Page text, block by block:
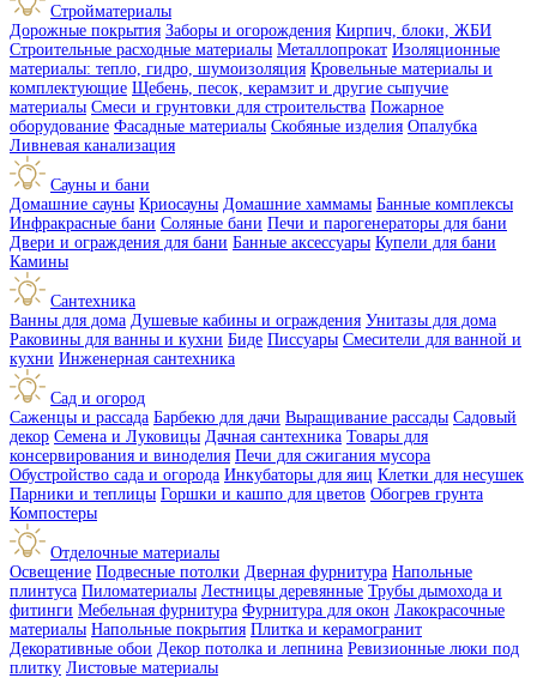
Стройматериалы
Дорожные покрытия Заборы и огорождения Кирпич, блоки, ЖБИ
Строительные расходные материалы Металлопрокат Изоляционные
материалы: тепло, гидро, шумоизоляция Кровельные материалы и
комплектующие Щебень, песок, керамзит и другие сыпучие
материалы Смеси и грунтовки для строительства Пожарное
оборудование Фасадные материалы Скобяные изделия Опалубка
Ливневая канализация
Сауны и бани
Домашние сауны Криосауны Домашние хаммамы Банные комплексы
Инфракрасные бани Соляные бани Печи и парогенераторы для бани
Двери и ограждения для бани Банные аксессуары Купели для бани
Камины
Сантехника
Ванны для дома Душевые кабины и ограждения Унитазы для дома
Раковины для ванны и кухни Биде Писсуары Смесители для ванной и
кухни Инженерная сантехника
Сад и огород
Саженцы и рассада Барбекю для дачи Выращивание рассады Садовый
декор Семена и Луковицы Дачная сантехника Товары для
консервирования и виноделия Печи для сжигания мусора
Обустройство сада и огорода Инкубаторы для яиц Клетки для несушек
Парники и теплицы Горшки и кашпо для цветов Обогрев грунта
Компостеры
Отделочные материалы
Освещение Подвесные потолки Дверная фурнитура Напольные
плинтуса Пиломатериалы Лестницы деревянные Трубы дымохода и
фитинги Мебельная фурнитура Фурнитура для окон Лакокрасочные
материалы Напольные покрытия Плитка и керамогранит
Декоративные обои Декор потолка и лепнина Ревизионные люки под
плитку Листовые материалы